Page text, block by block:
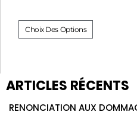
Choix Des Options
ARTICLES RÉCENTS
RENONCIATION AUX